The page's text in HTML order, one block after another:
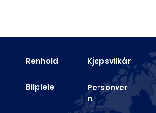
Renhold
Bilpleie
Kjøpsvilkår
Personver
n